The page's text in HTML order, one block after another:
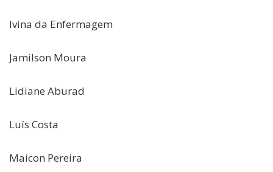
Ivina da Enfermagem
Jamilson Moura
Lidiane Aburad
Luís Costa
Maicon Pereira